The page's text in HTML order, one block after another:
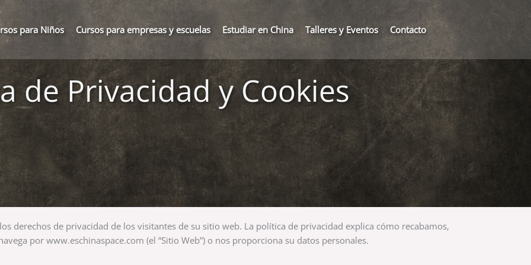
para Niños Cursos para empresas y escuelas Estudiar en China Talleres y Eventos Contacto
de Privacidad y Cookies
derechos de privacidad de los visitantes de su sitio web. La política de privacidad explica cómo recabamos,
por www.eschinaspace.com (el “Sitio Web”) o nos proporciona su datos personales.